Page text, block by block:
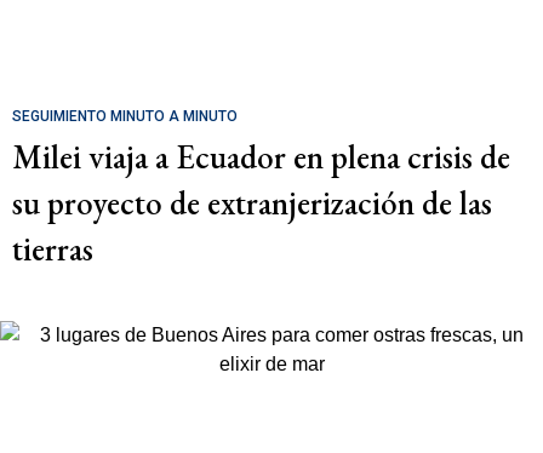
SEGUIMIENTO MINUTO A MINUTO
Milei viaja a Ecuador en plena crisis de
su proyecto de extranjerización de las
tierras